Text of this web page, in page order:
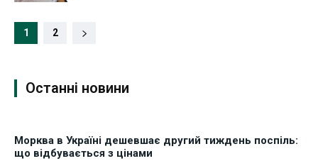
1 2
Останні новини
Морква в Україні дешевшає другий тиждень поспіль:
що відбувається з цінами